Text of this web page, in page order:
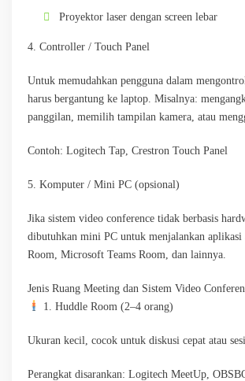
Proyektor laser dengan screen lebar
4. Controller / Touch Panel
Untuk memudahkan pengguna dalam
harus bergantung ke laptop. Misalnya:
panggilan, memilih tampilan kamera, atau
Contoh: Logitech Tap, Crestron Touch Panel
5. Komputer / Mini PC (opsional)
Jika sistem video conference tidak berbasis
dibutuhkan mini PC untuk menjalankan aplikasi
Room, Microsoft Teams Room, dan lainnya.
Jenis Ruang Meeting dan Sistem Video
1. Huddle Room (2–4 orang)
Ukuran kecil, cocok untuk diskusi cepat atau
Perangkat disarankan: Logitech MeetUp,